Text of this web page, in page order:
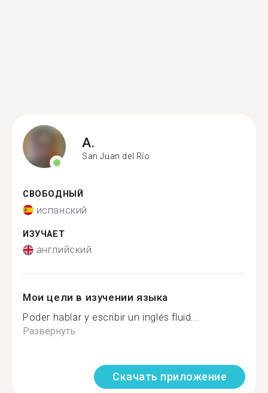
A.
San Juan del Río
СВОБОДНЫЙ
испанский
ИЗУЧАЕТ
английский
Мои цели в изучении языка
Poder hablar y escribir un inglés fluid...
Развернуть
Скачать приложение